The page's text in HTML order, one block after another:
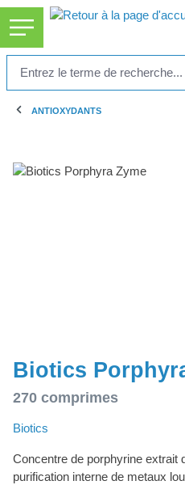
principal
ANTIOXYDANTS
Ignorer la galerie d'images
Biotics
270 comprimes
Biotics
Concentre de porphyrine extrait
purification interne de metaux